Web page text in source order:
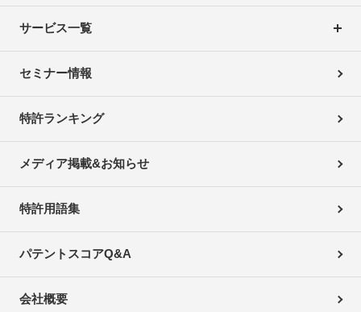
サービス一覧
セミナー情報
特許ランキング
メディア掲載&お知らせ
特許用語集
パテントスコアQ&A
会社概要